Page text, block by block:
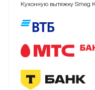
Кухонную вытяжку Smeg